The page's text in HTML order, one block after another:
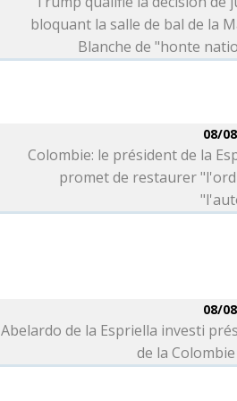
bloquant la salle de bal de la
Blanche de "honte
08/
Colombie: le président de la
promet de restaurer
08/
Abelardo de la Espriella investi
de la Colombie